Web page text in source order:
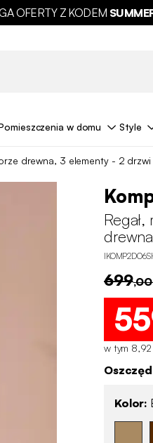
OFERTY Z KODEM
w domu Style
drewna, 3 elementy - 2 drzwi
699,00
w tym 8,92
Kolor: